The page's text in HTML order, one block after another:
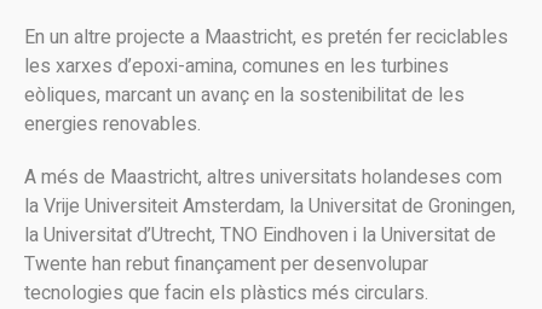
En un altre projecte a Maastricht, es pretén fer reciclables
les xarxes d’epoxi-amina, comunes en les turbines
eòliques, marcant un avanç en la sostenibilitat de les
energies renovables.
A més de Maastricht, altres universitats holandeses com
la Vrije Universiteit Amsterdam, la Universitat de Groningen,
la Universitat d’Utrecht, TNO Eindhoven i la Universitat de
Twente han rebut finançament per desenvolupar
tecnologies que facin els plàstics més circulars.